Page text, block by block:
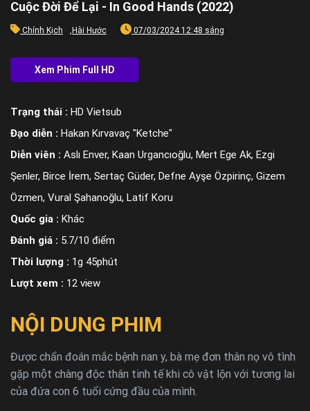
Cuộc Đời Để Lại - In Good Hands (2022)
Chính Kịch , Hài Hước 07/03/2024 12:48 sáng
Trạng thái : HD Vietsub
Đạo diễn : Hakan Kırvavaç "Ketche"
Diễn viên : Aslı Enver, Kaan Urgancıoğlu, Mert Ege Ak, Ezgi
Şenler, Birce İrem, Sertaç Güder, Defne Ayşe Özpirinç, Gizem
Özmen, Vural Şahanoğlu, Latif Koru
Quốc gia : Khác
Đánh giá : 5.7/10 điểm
Thời lượng : 1g 45phút
Lượt xem : 12 view
NỘI DUNG PHIM
Được chẩn đoán mắc bệnh nan y, bà mẹ đơn thân nọ vô tình
gặp một chàng độc thân tinh tế khi cô vật lộn với tương lai
của đứa con 6 tuổi cứng đầu của mình.